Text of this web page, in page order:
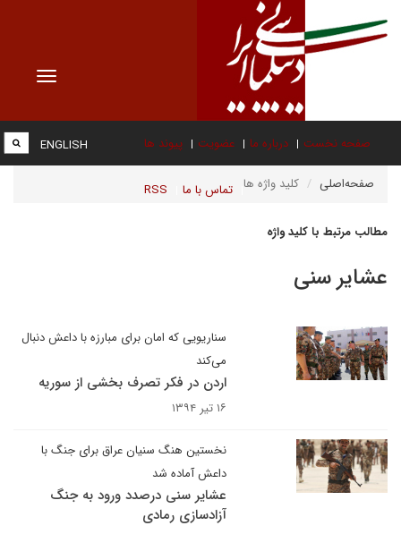
Toggle
صفحه نخست درباره ما عضویت پیوند ها
تماس با ما RSS
ENGLISH
صفحه‌اصلی کلید واژه ها
مطالب مرتبط با کلید واژه
عشایر سنی
سناریویی که امان برای مبارزه با داعش دنبال
می‌کند
اردن در فکر تصرف بخشی از سوریه
۱۶ تیر ۱۳۹۴
نخستین هنگ سنیان عراق برای جنگ با
داعش آماده شد
عشایر سنی درصدد ورود به جنگ
آزادسازی رمادی